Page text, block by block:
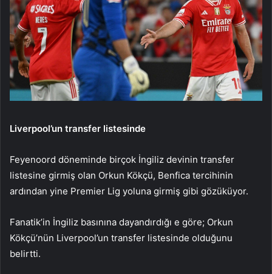
Liverpool’un transfer listesinde
Feyenoord döneminde birçok İngiliz devinin transfer
listesine girmiş olan Orkun Kökçü, Benfica tercihinin
ardından yine Premier Lig yoluna girmiş gibi gözüküyor.
Fanatik’in İngiliz basınına dayandırdığı e göre; Orkun
Kökçü’nün Liverpool’un transfer listesinde olduğunu
belirtti.